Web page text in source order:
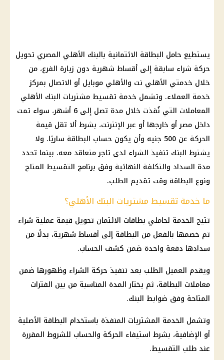
يستطيع حامل البطاقة الائتمانية بالبنك الأهلي المصري تحويل
حركة شراء سابقة إلى أقساط شهرية دون زيارة الفرع، من
خلال خدمتي الأهلي نت والأهلي موبايل أو الاتصال بمركز
خدمة العملاء. وتشمل خدمة تقسيط مشتريات البنك الأهلي
المعاملات التي نُفذت خلال مدة تصل إلى 6 أشهر، سواء تمت
داخل مصر أو خارجها أو عبر الإنترنت، بشرط ألا تقل قيمة
الحركة عن 500 جنيه وأن يكون حساب البطاقة ساريًا. ولا
يشترط البنك تنفيذ الشراء لدى تاجر متعاقد معه، بينما تحدد
مدة السداد والتكلفة النهائية وفق برنامج التقسيط المتاح
ونوع البطاقة وقت تقديم الطلب.
ما خدمة تقسيط مشتريات البنك الأهلي؟
تتيح الخدمة لحاملي بطاقات الائتمان تحويل قيمة عملية شراء
تم خصمها بالفعل من البطاقة إلى أقساط شهرية، بدلًا من
سدادها دفعة واحدة ضمن كشف الحساب.
ويقدم العميل الطلب بعد تنفيذ حركة الشراء وظهورها ضمن
معاملات البطاقة، ثم يختار المدة المناسبة من بين الفترات
المتاحة وفق ضوابط البنك.
وتشمل الخدمة المشتريات المنفذة باستخدام البطاقة الأصلية
أو الإضافية، بشرط استيفاء الحركة والحساب للشروط المقررة
عند طلب التقسيط.